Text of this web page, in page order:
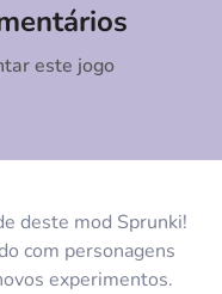
deste mod Sprunki!
com personagens
experimentos.
este jogo